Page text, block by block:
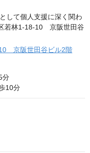
京阪世田谷ビル2階
分
10分